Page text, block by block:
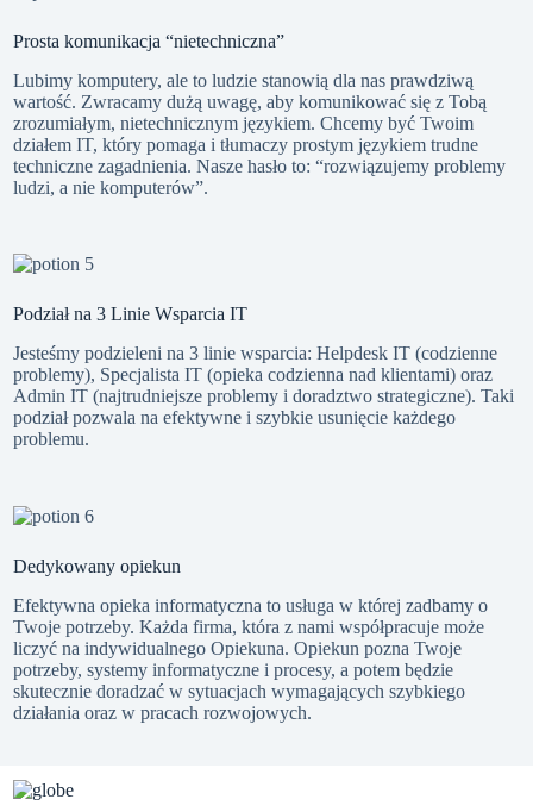
Prosta komunikacja “nietechniczna”
Lubimy komputery, ale to ludzie stanowią dla nas prawdziwą
wartość. Zwracamy dużą uwagę, aby komunikować się z Tobą
zrozumiałym, nietechnicznym językiem. Chcemy być Twoim
działem IT, który pomaga i tłumaczy prostym językiem trudne
techniczne zagadnienia. Nasze hasło to: “rozwiązujemy problemy
ludzi, a nie komputerów”.
Podział na 3 Linie Wsparcia IT
Jesteśmy podzieleni na 3 linie wsparcia: Helpdesk IT (codzienne
problemy), Specjalista IT (opieka codzienna nad klientami) oraz
Admin IT (najtrudniejsze problemy i doradztwo strategiczne). Taki
podział pozwala na efektywne i szybkie usunięcie każdego
problemu.
Dedykowany opiekun
Efektywna opieka informatyczna to usługa w której zadbamy o
Twoje potrzeby. Każda firma, która z nami współpracuje może
liczyć na indywidualnego Opiekuna. Opiekun pozna Twoje
potrzeby, systemy informatyczne i procesy, a potem będzie
skutecznie doradzać w sytuacjach wymagających szybkiego
działania oraz w pracach rozwojowych.